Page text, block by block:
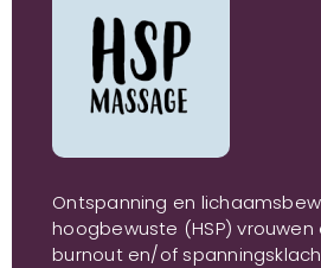
Ontspanning en
hoogbewuste (HSP)
burnout en/of